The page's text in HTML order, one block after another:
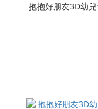
抱抱好朋友3D幼